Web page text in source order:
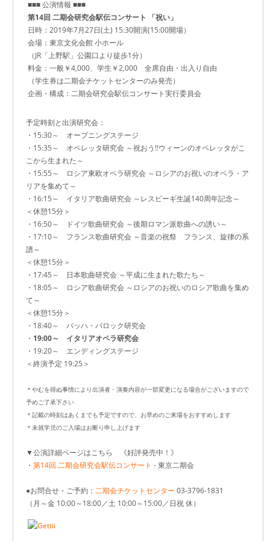
■■■ 公演情報 ■■■
第14回 二期会研究会駅伝コンサート 「祝い」
日時：2019年7月27日(土) 15:30開演(15:00開場）
会場：東京文化会館 小ホール
（JR「上野駅」公園口より徒歩1分）
料金：一般￥4,000、学生￥2,000 全席自由・出入り自由
（学生券は二期会チケットセンターのみ発売）
企画・構成：二期会研究会駅伝コンサート実行委員会
予定時刻と出演研究会：
・15:30～ オープニングステージ
・15:35～ オペレッタ研究会 ～祝おう!!ウィーンのオペレッタがこ
こから生まれた～
・15:55～ ロシア東欧オペラ研究会 ～ロシアのお祝いのオペラ・ア
リアを集めて～
・16:15～ イタリア歌曲研究会 ～レスピーギ生誕140周年記念～
＜休憩15分＞
・16:50～ ドイツ歌曲研究会 ～後期ロマン派歌曲への誘い～
・17:10～ フランス歌曲研究会 ～音楽の祝祭 フランス、旋律の系
譜～
＜休憩15分＞
・17:45～ 日本歌曲研究会 ～平成に生まれた歌たち～
・18:05～ ロシア歌曲研究会 ～ロシアのお祝いのロシア歌曲を集め
て～
＜休憩15分＞
・18:40～ バッハ・バロック研究会
・ 19:00～ イタリアオペラ研究会
・19:20～ エンディングステージ
＜終演予定 19:25＞
＊やむを得ぬ事情により出演者・演奏内容が一部変更になる場合がございますので
予めご了承下さい
＊記載の時刻はあくまでも予定ですので、お早めのご来場をおすすめします
＊未就学児のご入場はお断り申し上げます
▼公演詳細ページはこちら 《好評発売中！》
・ 第14回 二期会研究会駅伝コンサート - 東京二期会
●お問合せ・ご予約： 二期会チケットセンター 03-3796-1831
（月～金 10:00～18:00／土 10:00～15:00／日祝 休）